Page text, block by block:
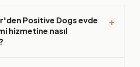
Positive Dogs evde
hizmetine nasıl
+